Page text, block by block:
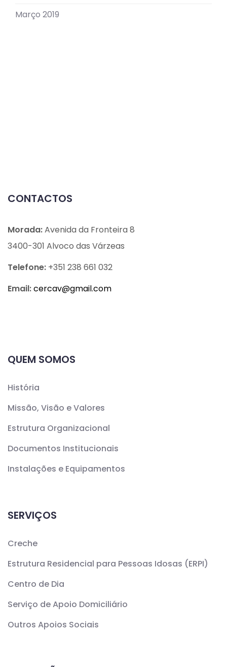
Março 2019
CONTACTOS
Morada:Avenida da Fronteira 8
3400-301 Alvoco das Várzeas
Telefone: +351 238 661 032
Email:cercav@gmail.com
QUEM SOMOS
História
Missão, Visão e Valores
Estrutura Organizacional
Documentos Institucionais
Instalações e Equipamentos
SERVIÇOS
Creche
Estrutura Residencial para Pessoas Idosas (ERPI)
Centro de Dia
Serviço de Apoio Domiciliário
Outros Apoios Sociais